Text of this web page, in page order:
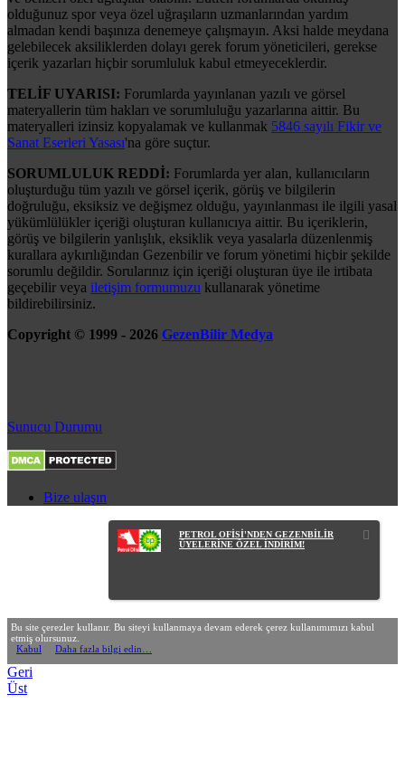
olduğunuz spor veya özel uğraşıların uzmanlarından yardım
almadan kendi başınıza denemeye çalışmayın. Aksi halde meydana
gelebilecek aksiliklerden dolayı gerek forum yöneticileri, gerekse
içerik yazarları hiçbir sorumluluk kabul etmeyeceklerdir.
TELİF UYARISI: Forumlarda yayınlanan yazılı ve görsel
materyallerin tüm hakları ve sorumluluğu yazarlarına aittir. Bu
materyalleri izinsiz kopyalamak ve kullanmak 5846 sayılı Fikir ve
Sanat Eserleri Yasası'na göre suçtur.
SORUMLULUK REDDİ: Forumlarda yer alan, kullanıcıların
oluşturduğu tüm yazılı ve görsel içerik, görüş ve bilgilerin
doğruluğu, eksiksiz ve değişmez olduğu, yayınlanması ile ilgili yasal
yükümlülükler içeriği oluşturan kullanıcıya aittir. Bu içeriklerin,
görüş ve bilgilerin yanlışlık, eksiklik veya yasalarla düzenlenmiş
kurallara aykırılığından Gezenbilir ve forum yönetimi hiçbir şekilde
sorumlu değildir. Sorularınız için içeriği oluşturan üye ile irtibata
geçebilir veya iletişim formumuzu kullanarak yönetime
bildirebilirsiniz.
Copyright © 1999 - 2026 GezenBilir Medya
Sunucu Durumu
Bize ulaşın
PETROL OFİSİ'NDEN GEZENBİLİR
ÜYELERİNE ÖZEL İNDİRİM!
Bu site çerezler kullanır. Bu siteyi kullanmaya devam ederek çerez kullanımımızı kabul
etmiş olursunuz.
Kabul
Daha fazla bilgi edin…
Geri
Üst